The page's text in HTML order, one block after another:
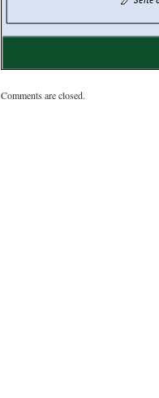
Comments are closed.